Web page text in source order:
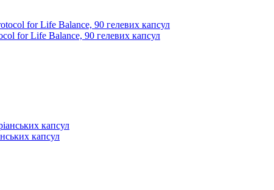
for Life Balance, 90 гелевих капсул
капсул